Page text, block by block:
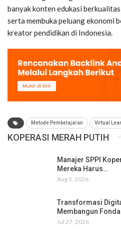
banyak konten edukasi
serta membuka peluang ekonomi
kreator pendidikan di Indonesia.
Metode Pembelajaran Virtual
KOPERASI MERAH PUTIH
Manajer SPPI
Mereka Harus…
Aug 5, 2026
Transformasi
Membangun
Jul 27, 2026